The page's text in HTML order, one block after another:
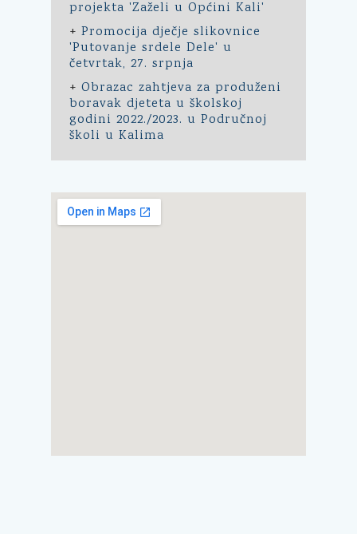
projekta 'Zaželi u Općini Kali'
+ Promocija dječje slikovnice
'Putovanje srdele Dele' u
četvrtak, 27. srpnja
+ Obrazac zahtjeva za produženi
boravak djeteta u školskoj
godini 2022./2023. u Područnoj
školi u Kalima